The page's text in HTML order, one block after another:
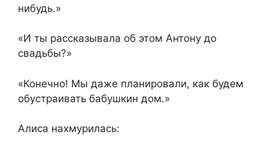
нибудь.»
«И ты рассказывала об этом Антону до
свадьбы?»
«Конечно! Мы даже планировали, как будем
обустраивать бабушкин дом.»
Алиса нахмурилась: